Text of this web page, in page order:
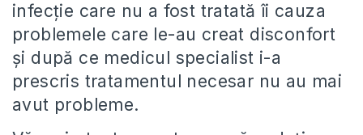
infecție care nu a fost tratată îi cauza
problemele care le-au creat disconfort
și după ce medicul specialist i-a
prescris tratamentul necesar nu au mai
avut probleme.